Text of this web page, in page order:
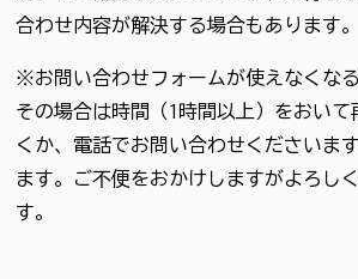
合わせ内容が解決する場合もあります。
※お問い合わせフォームが使えなくなる
その場合は時間（1時間以上）をおいて
くか、電話でお問い合わせくださいま
ます。ご不便をおかけしますがよろし
す。